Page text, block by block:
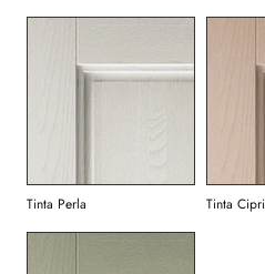
Tinta Perla Tinta